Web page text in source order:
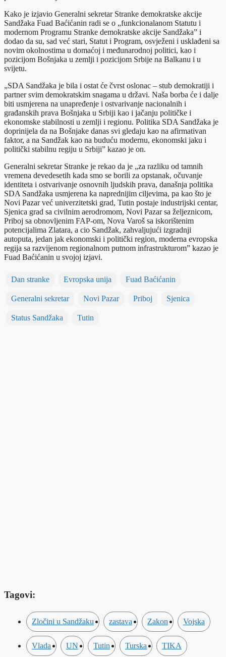
Kako je izjavio Generalni sekretar Stranke demokratske akcije
Sandžaka Fuad Baćićanin radi se o „funkcionalanom Statutu i
modernom Programu Stranke demokratske akcije Sandžaka” i
dodao da su, sad već stari, Statut i Program, osvježeni i usklađeni sa
novim okolnostima u domaćoj i međunarodnoj politici, kao i
pozicijom Bošnjaka u zemlji i pozicijom Srbije na Balkanu i u
svijetu.
„SDA Sandžaka je bila i ostat će čvrst oslonac – stub demokratiji i
partner svim demokratskim snagama u državi. Naša borba će i dalje
biti usmjerena na unapređenje i ostvarivanje nacionalnih i
građanskih prava Bošnjaka u Srbiji kao i jačanju političke i
ekonomske stabilnosti u zemlji i regionu. Politika SDA Sandžaka je
doprinijela da na Bošnjake danas svi gledaju kao na afirmativan
faktor, a na Sandžak kao na buduću modernu, ekonomski jaku i
politički stabilnu regiju u Srbiji” kazao je on.
Generalni sekretar Stranke je rekao da je „za razliku od tamnih
vremena devedesetih kada smo se borili za opstanak, očuvanje
identiteta i ostvarivanje osnovnih ljudskih prava, današnja politika
SDA Sandžaka usmjerena ka naprednijim ciljevima, pa kao što je
Novi Pazar već univerzitetski grad, Tutin postaje industrijski centar,
Sjenica grad sa civilnim aerodromom, Novi Pazar sa željeznicom,
Priboj sa obnovljenim FAP-om, Nova Varoš sa iskorištenim
potencijalima Zlatara, a cio Sandžak, zahvaljujući izgradnji
autoputa, jedan jak ekonomski i politički region, moderna evropska
regija sa razvijenom regionalnom putnom infrastrukturom” kazao je
Fuad Baćićanin u svojoj izjavi.
Dan stranke Evropska unija Fuad Baćićanin
Generalni sekretar Novi Pazar Priboj Sjenica
Status Sandžaka Tutin
Tagovi:
Zločini u Sandžaku zastava Zakon Vojska
Vlada UN Tutin Turska TIKA